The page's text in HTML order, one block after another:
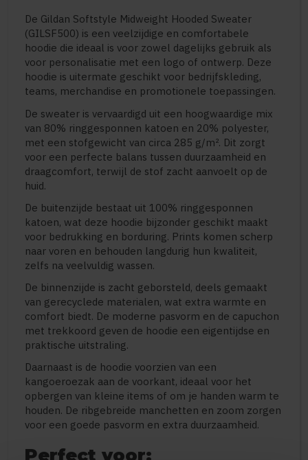
De Gildan Softstyle Midweight Hooded Sweater
(GILSF500) is een veelzijdige en comfortabele
hoodie die ideaal is voor zowel dagelijks gebruik als
voor personalisatie met een logo of ontwerp. Deze
hoodie is uitermate geschikt voor bedrijfskleding,
teams, merchandise en promotionele toepassingen.
De sweater is vervaardigd uit een hoogwaardige mix
van 80% ringgesponnen katoen en 20% polyester,
met een stofgewicht van circa 285 g/m². Dit zorgt
voor een perfecte balans tussen duurzaamheid en
draagcomfort, terwijl de stof zacht aanvoelt op de
huid.
De buitenzijde bestaat uit 100% ringgesponnen
katoen, wat deze hoodie bijzonder geschikt maakt
voor bedrukking en borduring. Prints komen scherp
naar voren en behouden langdurig hun kwaliteit,
zelfs na veelvuldig wassen.
De binnenzijde is zacht geborsteld, deels gemaakt
van gerecyclede materialen, wat extra warmte en
comfort biedt. De moderne pasvorm en de capuchon
met trekkoord geven de hoodie een eigentijdse en
praktische uitstraling.
Daarnaast is de hoodie voorzien van een
kangoeroezak aan de voorkant, ideaal voor het
opbergen van kleine items of om je handen warm te
houden. De ribgebreide manchetten en zoom zorgen
voor een goede pasvorm en extra duurzaamheid.
Perfect voor: